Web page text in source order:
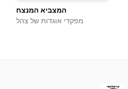
המצביא המנצח
מפקדי אוגדות של צהל